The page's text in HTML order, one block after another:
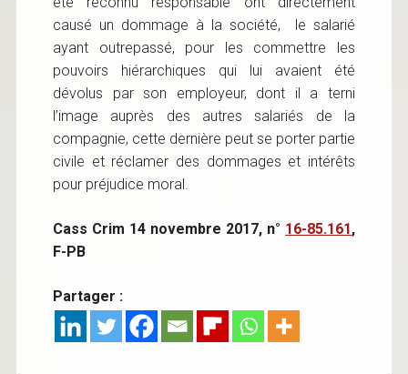
causé un dommage à la société, le salarié
ayant outrepassé, pour les commettre les
pouvoirs hiérarchiques qui lui avaient été
dévolus par son employeur, dont il a terni
l’image auprès des autres salariés de la
compagnie, cette dernière peut se porter partie
civile et réclamer des dommages et intérêts
pour préjudice moral.
Cass Crim 14 novembre 2017, n° 16-85.161,
F-PB
Partager :